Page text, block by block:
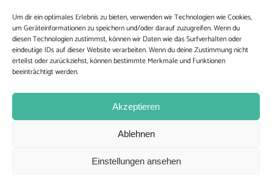
Um dir ein optimales Erlebnis zu bieten, verwenden wir Technologien wie Cookies,
um Geräteinformationen zu speichern und/oder darauf zuzugreifen. Wenn du
diesen Technologien zustimmst, können wir Daten wie das Surfverhalten oder
eindeutige IDs auf dieser Website verarbeiten. Wenn du deine Zustimmung nicht
erteilst oder zurückziehst, können bestimmte Merkmale und Funktionen
beeinträchtigt werden.
Akzeptieren
Ablehnen
Einstellungen ansehen
Project
navigation ZURÜCK
Previous
project:
Redesign Firmenlogo
Next
project: